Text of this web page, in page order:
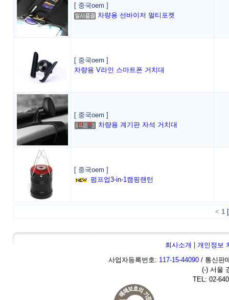
[ 중국oem ]
차량용 선바이저 멀티포켓
[ 중국oem ]
차량용 V라인 스마트폰 거치대
[ 중국oem ]
차량용 계기판 자석 거치대
[ 중국oem ]
펌프업3-in-1캠핑랜턴
< 1
회사소개
개인정보
사업자등록번호: 117-15-44090/ 통신판
(-) 서울
TEL: 02-